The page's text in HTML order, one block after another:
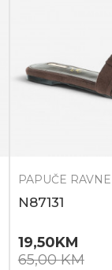
PAPUČE RAVNE
N87131
19,50KM
65,00KM